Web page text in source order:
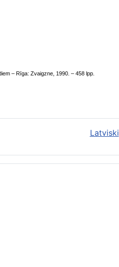
– Rīga: Zvaigzne, 1990. – 458 lpp.
Latviski